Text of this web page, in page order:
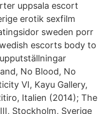
uppsala escort
erotik sexfilm
sweden porr
escorts body to
No Blood, No
VI, Kayu Gallery,
Italien (2014); The
Stockholm, Sverige